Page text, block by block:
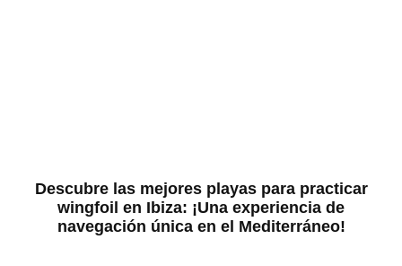
Descubre las mejores playas para practicar
wingfoil en Ibiza: ¡Una experiencia de
navegación única en el Mediterráneo!